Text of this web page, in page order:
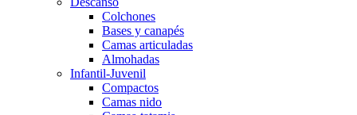
Colchones
Bases y canapés
Camas articuladas
Almohadas
Infantil-Juvenil
Compactos
Camas nido